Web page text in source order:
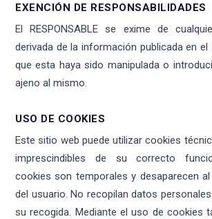
EXENCIÓN DE RESPONSABILIDADES
El RESPONSABLE se exime de
derivada de la información publicada en
que esta haya sido manipulada o
ajeno al mismo.
USO DE COOKIES
Este sitio web puede utilizar cookies
imprescindibles de su correcto
cookies son temporales y desaparecen
del usuario. No recopilan datos
su recogida. Mediante el uso de cookies